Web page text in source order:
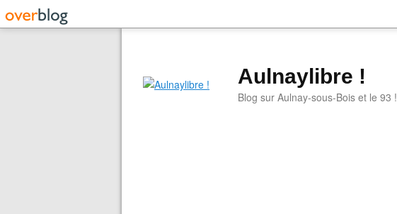
Aulnaylibre !
Blog sur Aulnay-sous-Bois et le 93 !